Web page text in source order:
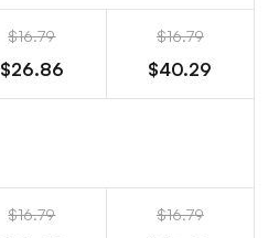
$16.79
$26.86
$16.79
$40.29
$16.79 $16.79